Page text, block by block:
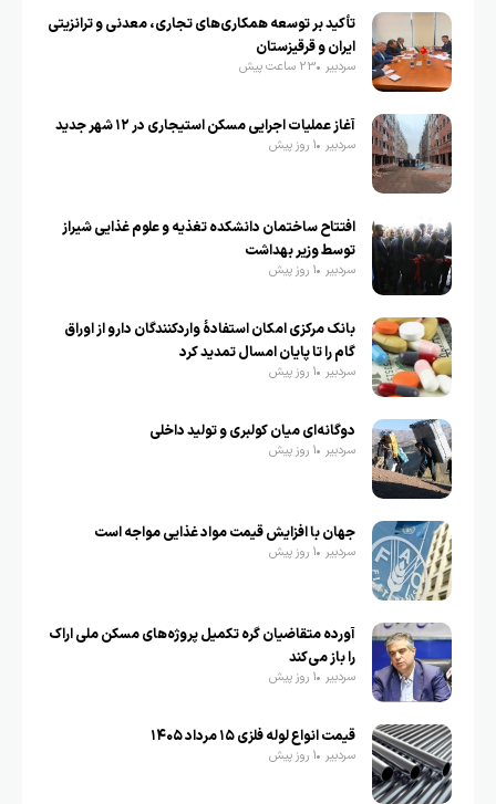
تأکید بر توسعه همکاری‌های تجاری، معدنی و ترانزیتی
ایران و قرقیزستان
سردبیر 23 ساعت پیش
آغاز عملیات اجرایی مسکن استیجاری در ۱۲ شهر جدید
سردبیر 1 روز پیش
افتتاح ساختمان دانشکده تغذیه و علوم غذایی شیراز
توسط وزیر بهداشت
سردبیر 1 روز پیش
بانک مرکزی امکان استفادۀ واردکنندگان دارو از اوراق
گام را تا پایان امسال تمدید کرد
سردبیر 1 روز پیش
دوگانه‌ای میان کولبری و تولید داخلی
سردبیر 1 روز پیش
جهان با افزایش قیمت مواد غذایی مواجه است
سردبیر 1 روز پیش
آورده متقاضیان گره تکمیل پروژه‌های مسکن ملی اراک
را باز می‌کند
سردبیر 1 روز پیش
قیمت انواع لوله فلزی ۱۵ مرداد ۱۴۰۵
سردبیر 1 روز پیش